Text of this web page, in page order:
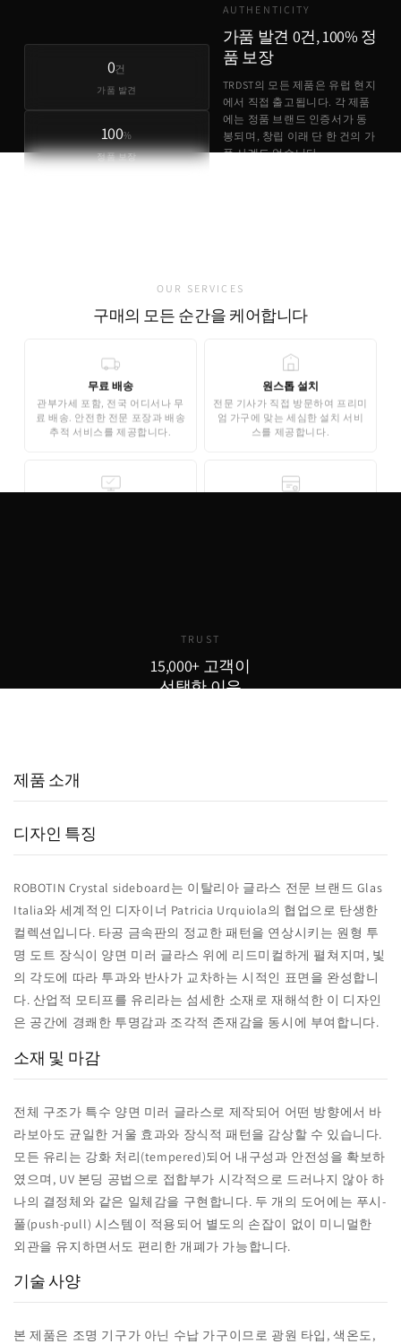
AUTHENTICITY
가품 발견 0건, 100% 정
품 보장
TRDST의 모든 제품은 유럽 현지
에서 직접 출고됩니다. 각 제품
에는 정품 브랜드 인증서가 동
봉되며, 창립 이래 단 한 건의 가
품 사례도 없습니다.
0건
가품 발견
100%
정품 보장
OUR SERVICES
구매의 모든 순간을 케어합니다
무료 배송
관부가세 포함, 전국 어디서나 무
료 배송. 안전한 전문 포장과 배송
추적 서비스를 제공합니다.
원스톱 설치
전문 기사가 직접 방문하여 프리미
엄 가구에 맞는 세심한 설치 서비
스를 제공합니다.
TRUST
15,000+ 고객이
선택한 이유
제품 소개
디자인 특징
ROBOTIN Crystal sideboard는 이탈리아 글라스 전문 브랜드 Glas
Italia와 세계적인 디자이너 Patricia Urquiola의 협업으로 탄생한
컬렉션입니다. 타공 금속판의 정교한 패턴을 연상시키는 원형 투
명 도트 장식이 양면 미러 글라스 위에 리드미컬하게 펼쳐지며, 빛
의 각도에 따라 투과와 반사가 교차하는 시적인 표면을 완성합니
다. 산업적 모티프를 유리라는 섬세한 소재로 재해석한 이 디자인
은 공간에 경쾌한 투명감과 조각적 존재감을 동시에 부여합니다.
소재 및 마감
전체 구조가 특수 양면 미러 글라스로 제작되어 어떤 방향에서 바
라보아도 균일한 거울 효과와 장식적 패턴을 감상할 수 있습니다.
모든 유리는 강화 처리(tempered)되어 내구성과 안전성을 확보하
였으며, UV 본딩 공법으로 접합부가 시각적으로 드러나지 않아 하
나의 결정체와 같은 일체감을 구현합니다. 두 개의 도어에는 푸시-
풀(push-pull) 시스템이 적용되어 별도의 손잡이 없이 미니멀한
외관을 유지하면서도 편리한 개폐가 가능합니다.
기술 사양
본 제품은 조명 기구가 아닌 수납 가구이므로 광원 타입, 색온도,